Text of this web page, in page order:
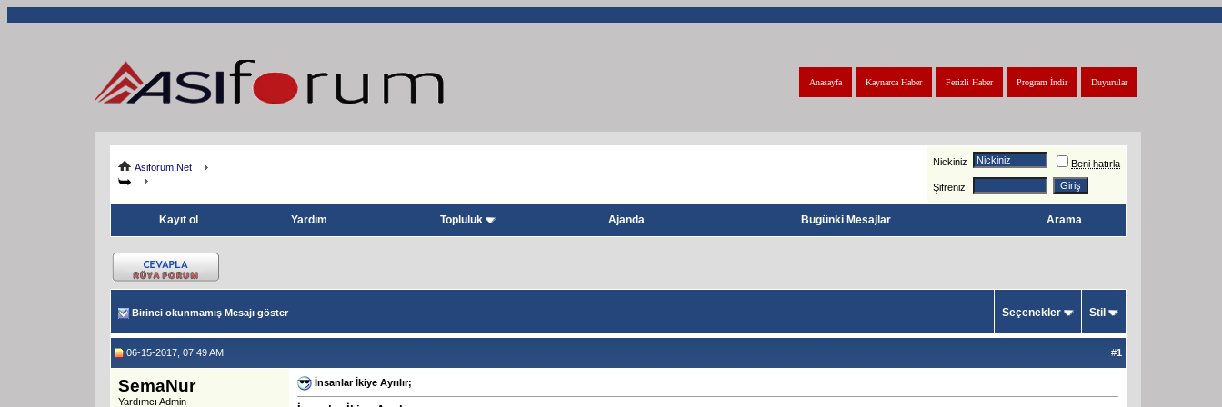
Duyurular
Program İndir
Ferizli Haber
Kaynarca Haber
Anasayfa
Asiforum.Net Nickiniz Beni hatırla
Şifreniz
Kayıt ol Yardım Topluluk Ajanda Bugünki Mesajlar Arama
Birinci okunmamış Mesajı göster Seçenekler Stil
06-15-2017, 07:49 AM #1
SemaNur
Yardımcı Admin
İnsanlar İkiye Ayrılır;